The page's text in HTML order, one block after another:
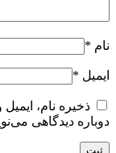
نام *
ایمیل *
ذخیره نام،
دوباره دیدگاهی